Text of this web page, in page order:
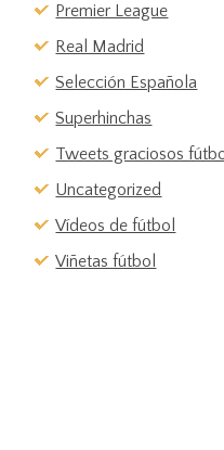
Premier League
Real Madrid
Selección Española
Superhinchas
Tweets graciosos
Uncategorized
Vídeos de fútbol
Viñetas fútbol